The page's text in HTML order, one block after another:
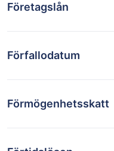
Företagslån
Förfallodatum
Förmögenhetsskatt